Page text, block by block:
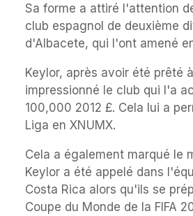
Sa forme a attiré l'attention
club espagnol de deuxième
d'Albacete, qui l'ont amené
Keylor, après avoir été prêté
impressionné le club qui l'a
100,000 2012 £. Cela lui a
Liga en XNUMX.
Cela a également marqué le
Keylor a été appelé dans
Costa Rica alors qu'ils se
Coupe du Monde de la FIFA